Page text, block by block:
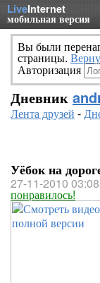
LiveInternet
мобильная версия
Вы были
страницы.
Авторизация
Дневник
Лента друзей -
Уёбок на
27-11-2010 03:08
понравилось!